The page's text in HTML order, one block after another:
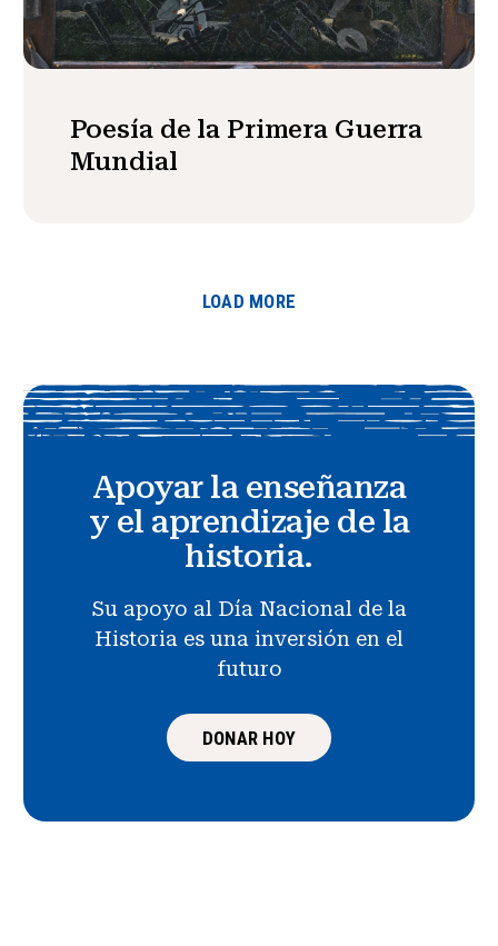
Poesía de la Primera Guerra
Mundial
LOAD MORE
Apoyar la enseñanza
y el aprendizaje de la
historia.
Su apoyo al Día Nacional de la
Historia es una inversión en el
futuro
DONAR HOY